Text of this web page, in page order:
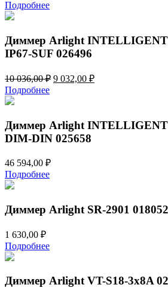
цена
составляла
905,00 ₽.
Подробнее
Диммер Arlight
IP67-SUF 026496
10 036,00₽ Первоначальная
036,00 ₽.
9 032,00 ₽Текущая
Подробнее
Диммер Arlight
DIM-DIN 025658
46 594,00 ₽
Подробнее
Диммер Arlight SR-2901 018052
1 630,00 ₽
Подробнее
Диммер Arlight VT-S18-3x8A